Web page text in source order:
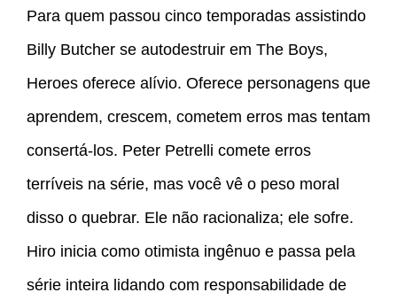
Para quem passou cinco temporadas assistindo
Billy Butcher se autodestruir em The Boys,
Heroes oferece alívio. Oferece personagens que
aprendem, crescem, cometem erros mas tentam
consertá-los. Peter Petrelli comete erros
terríveis na série, mas você vê o peso moral
disso o quebrar. Ele não racionaliza; ele sofre.
Hiro inicia como otimista ingênuo e passa pela
série inteira lidando com responsabilidade de